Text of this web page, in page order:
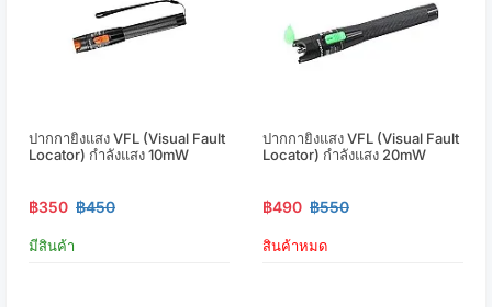
ปากกายิงแสง VFL (Visual Fault
Locator) กำลังแสง 10mW
฿350 ฿450
มีสินค้า
ปากกายิงแสง VFL (Visual Fault
Locator) กำลังแสง 20mW
฿490 ฿550
สินค้าหมด